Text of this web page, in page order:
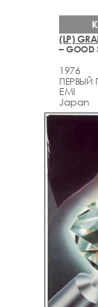
(LP)
– GOOD
1976
ПЕРВЫЙ
EMI
Japan